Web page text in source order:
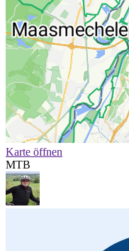
Karte öffnen
MTB